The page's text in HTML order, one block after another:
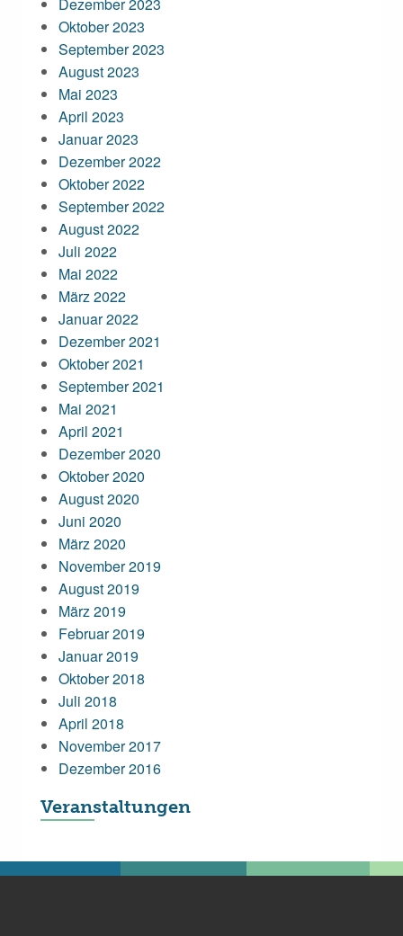
Oktober 2023
September 2023
August 2023
Mai 2023
April 2023
Januar 2023
Dezember 2022
Oktober 2022
September 2022
August 2022
Juli 2022
Mai 2022
März 2022
Januar 2022
Dezember 2021
Oktober 2021
September 2021
Mai 2021
April 2021
Dezember 2020
Oktober 2020
August 2020
Juni 2020
März 2020
November 2019
August 2019
März 2019
Februar 2019
Januar 2019
Oktober 2018
Juli 2018
April 2018
November 2017
Dezember 2016
Veranstaltungen